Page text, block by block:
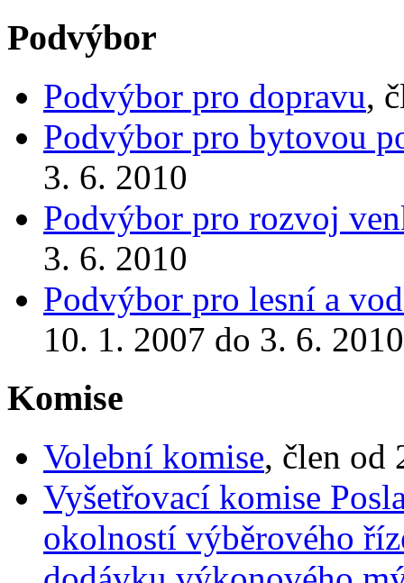
Podvýbor
Podvýbor pro dopravu,
Podvýbor pro bytovou
3. 6. 2010
Podvýbor pro rozvoj
3. 6. 2010
Podvýbor pro lesní a
10. 1. 2007 do 3. 6. 2010
Komise
Volební komise, člen od
Vyšetřovací komise
okolností výběrového